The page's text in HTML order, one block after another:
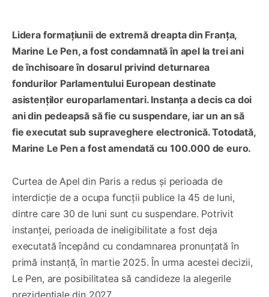
Lidera formațiunii de extremă dreapta din Franța,
Marine Le Pen, a fost condamnată în apel la trei ani
de închisoare în dosarul privind deturnarea
fondurilor Parlamentului European destinate
asistenților europarlamentari. Instanța a decis ca doi
ani din pedeapsă să fie cu suspendare, iar un an să
fie executat sub supraveghere electronică. Totodată,
Marine Le Pen a fost amendată cu 100.000 de euro.
Curtea de Apel din Paris a redus și perioada de
interdicție de a ocupa funcții publice la 45 de luni,
dintre care 30 de luni sunt cu suspendare. Potrivit
instanței, perioada de ineligibilitate a fost deja
executată începând cu condamnarea pronunțată în
primă instanță, în martie 2025. În urma acestei decizii,
Le Pen, are posibilitatea să candideze la alegerile
prezidențiale din 2027.